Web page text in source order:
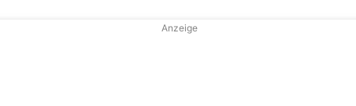
Anzeige